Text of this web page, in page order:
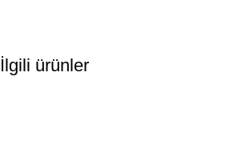
İlgili ürünler